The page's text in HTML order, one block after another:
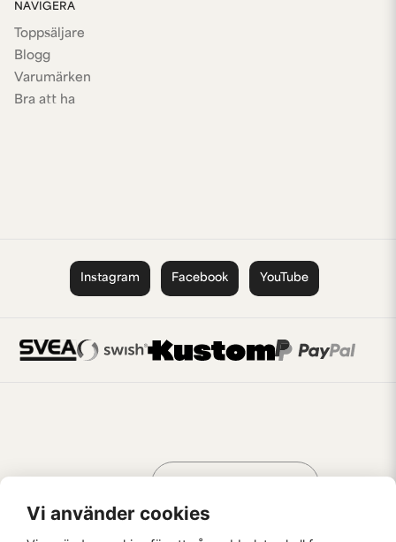
NAVIGERA
Toppsäljare
Blogg
Varumärken
Bra att ha
Instagram Facebook YouTube
AV KREATÖRER
Vi använder cookies